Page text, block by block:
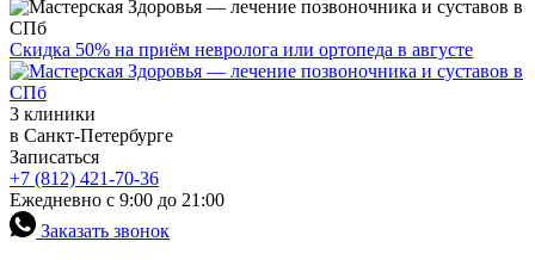
Скидка 50% на приём невролога или ортопеда в августе
3 клиники
в Санкт-Петербурге
Записаться
+7 (812) 421-70-36
Ежедневно с 9:00 до 21:00
Заказать звонок